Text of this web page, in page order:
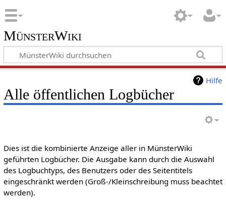
MünsterWiki
Hilfe
Alle öffentlichen Logbücher
Dies ist die kombinierte Anzeige aller in MünsterWiki
geführten Logbücher. Die Ausgabe kann durch die Auswahl
des Logbuchtyps, des Benutzers oder des Seitentitels
eingeschränkt werden (Groß-/Kleinschreibung muss beachtet
werden).